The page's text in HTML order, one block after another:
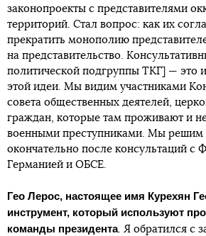
законопроекты с представителями
территорий. Стал вопрос: как их
прекратить монополию
на представительство.
политической подгруппы ТКГ] — это
этой идеи. Мы видим участниками
совета общественных деятелей,
граждан, которые там проживают и
военными преступниками. Мы решим
окончательно после консультаций с
Германией и ОБСЕ.
Гео Лерос, настоящее имя Курехян
инструмент, который используют
команды президента. Я обратился с